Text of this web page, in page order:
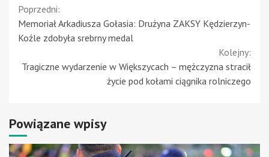
Continue
Reading
Poprzedni:
Memoriał Arkadiusza Gołasia: Drużyna ZAKSY Kędzierzyn-
Koźle zdobyła srebrny medal
Kolejny:
Tragiczne wydarzenie w Większycach – mężczyzna stracił
życie pod kołami ciągnika rolniczego
Powiązane wpisy